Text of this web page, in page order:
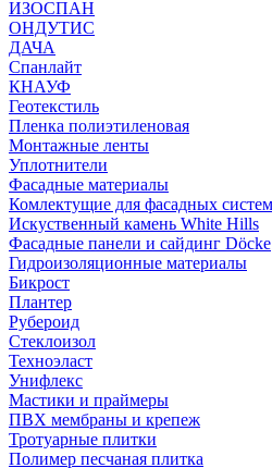
ИЗОСПАН
ОНДУТИС
ДАЧА
Спанлайт
КНАУФ
Геотекстиль
Пленка полиэтиленовая
Монтажные ленты
Уплотнители
Фасадные материалы
Комлектущие для фасадных систем
Искуственный камень White Hills
Фасадные панели и сайдинг Döcke
Гидроизоляционные материалы
Бикрост
Плантер
Рубероид
Стеклоизол
Техноэласт
Унифлекс
Мастики и праймеры
ПВХ мембраны и крепеж
Тротуарные плитки
Полимер песчаная плитка